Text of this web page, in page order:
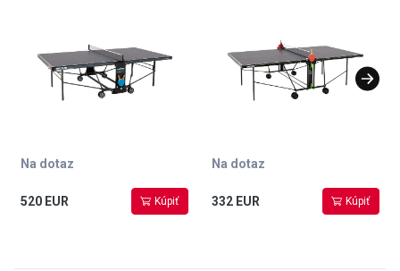
a míčky, jednoduchý
mechanismus
sklopení, hmotnost 76 kg,
Na dotaz
520 EUR Kúpiť
a míčky, hmotnost 61,5 kg,
vyroben v Německu
Na dotaz
332 EUR Kúpiť